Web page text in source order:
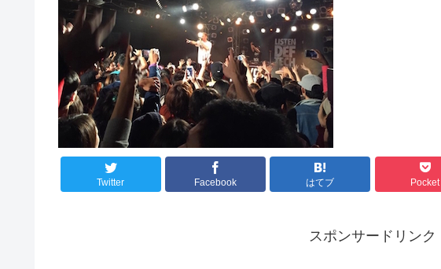
Twitter Facebook はてブ Pocket
スポンサードリンク